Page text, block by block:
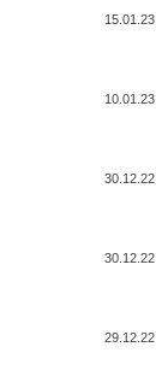
15.01.23
10.01.23
30.12.22
30.12.22
29.12.22